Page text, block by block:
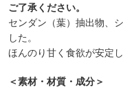
ご了承ください。
センダン（葉）抽出物、
した。
ほんのり甘く食欲が安定
＜素材・材質・成分＞